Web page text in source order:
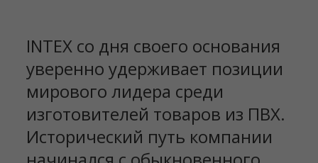
INTEX со дня своего основания
уверенно удерживает позиции
мирового лидера среди
изготовителей товаров из ПВХ.
Исторический путь компании